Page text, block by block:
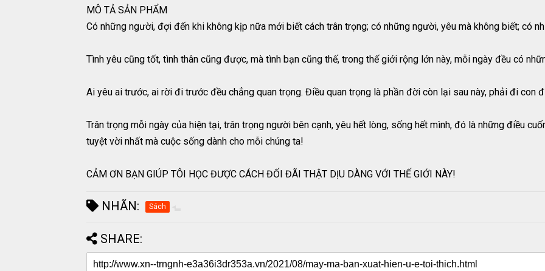
MÔ TẢ SẢN PHẨM
Có những người, đợi đến khi không kịp nữa mới biết cách trân trọng; có những người, yêu mà không biết; có
Tình yêu cũng tốt, tình thân cũng được, mà tình bạn cũng thế, trong thế giới rộng lớn này, mỗi ngày đều có
Ai yêu ai trước, ai rời đi trước đều chẳng quan trọng. Điều quan trọng là phần đời còn lại sau này, phải đi con
Trân trọng mỗi ngày của hiện tại, trân trọng người bên cạnh, yêu hết lòng, sống hết mình, đó là những điều
tuyệt vời nhất mà cuộc sống dành cho mỗi chúng ta!
CẢM ƠN BẠN GIÚP TÔI HỌC ĐƯỢC CÁCH ĐỐI ĐÃI THẬT DỊU DÀNG VỚI THẾ GIỚI NÀY!
NHÃN: Sách
SHARE: